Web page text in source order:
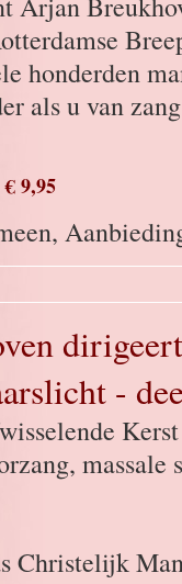
honderden
als u van
€ 9,95
-
massale
Christelijk